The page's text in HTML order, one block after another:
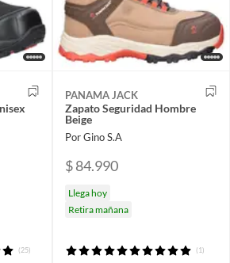
(25)
PANAMA JACK
Zapato Seguridad Hombre
Beige
Por Gino S.A
$ 84.990
Llega hoy
Retira mañana
(1)